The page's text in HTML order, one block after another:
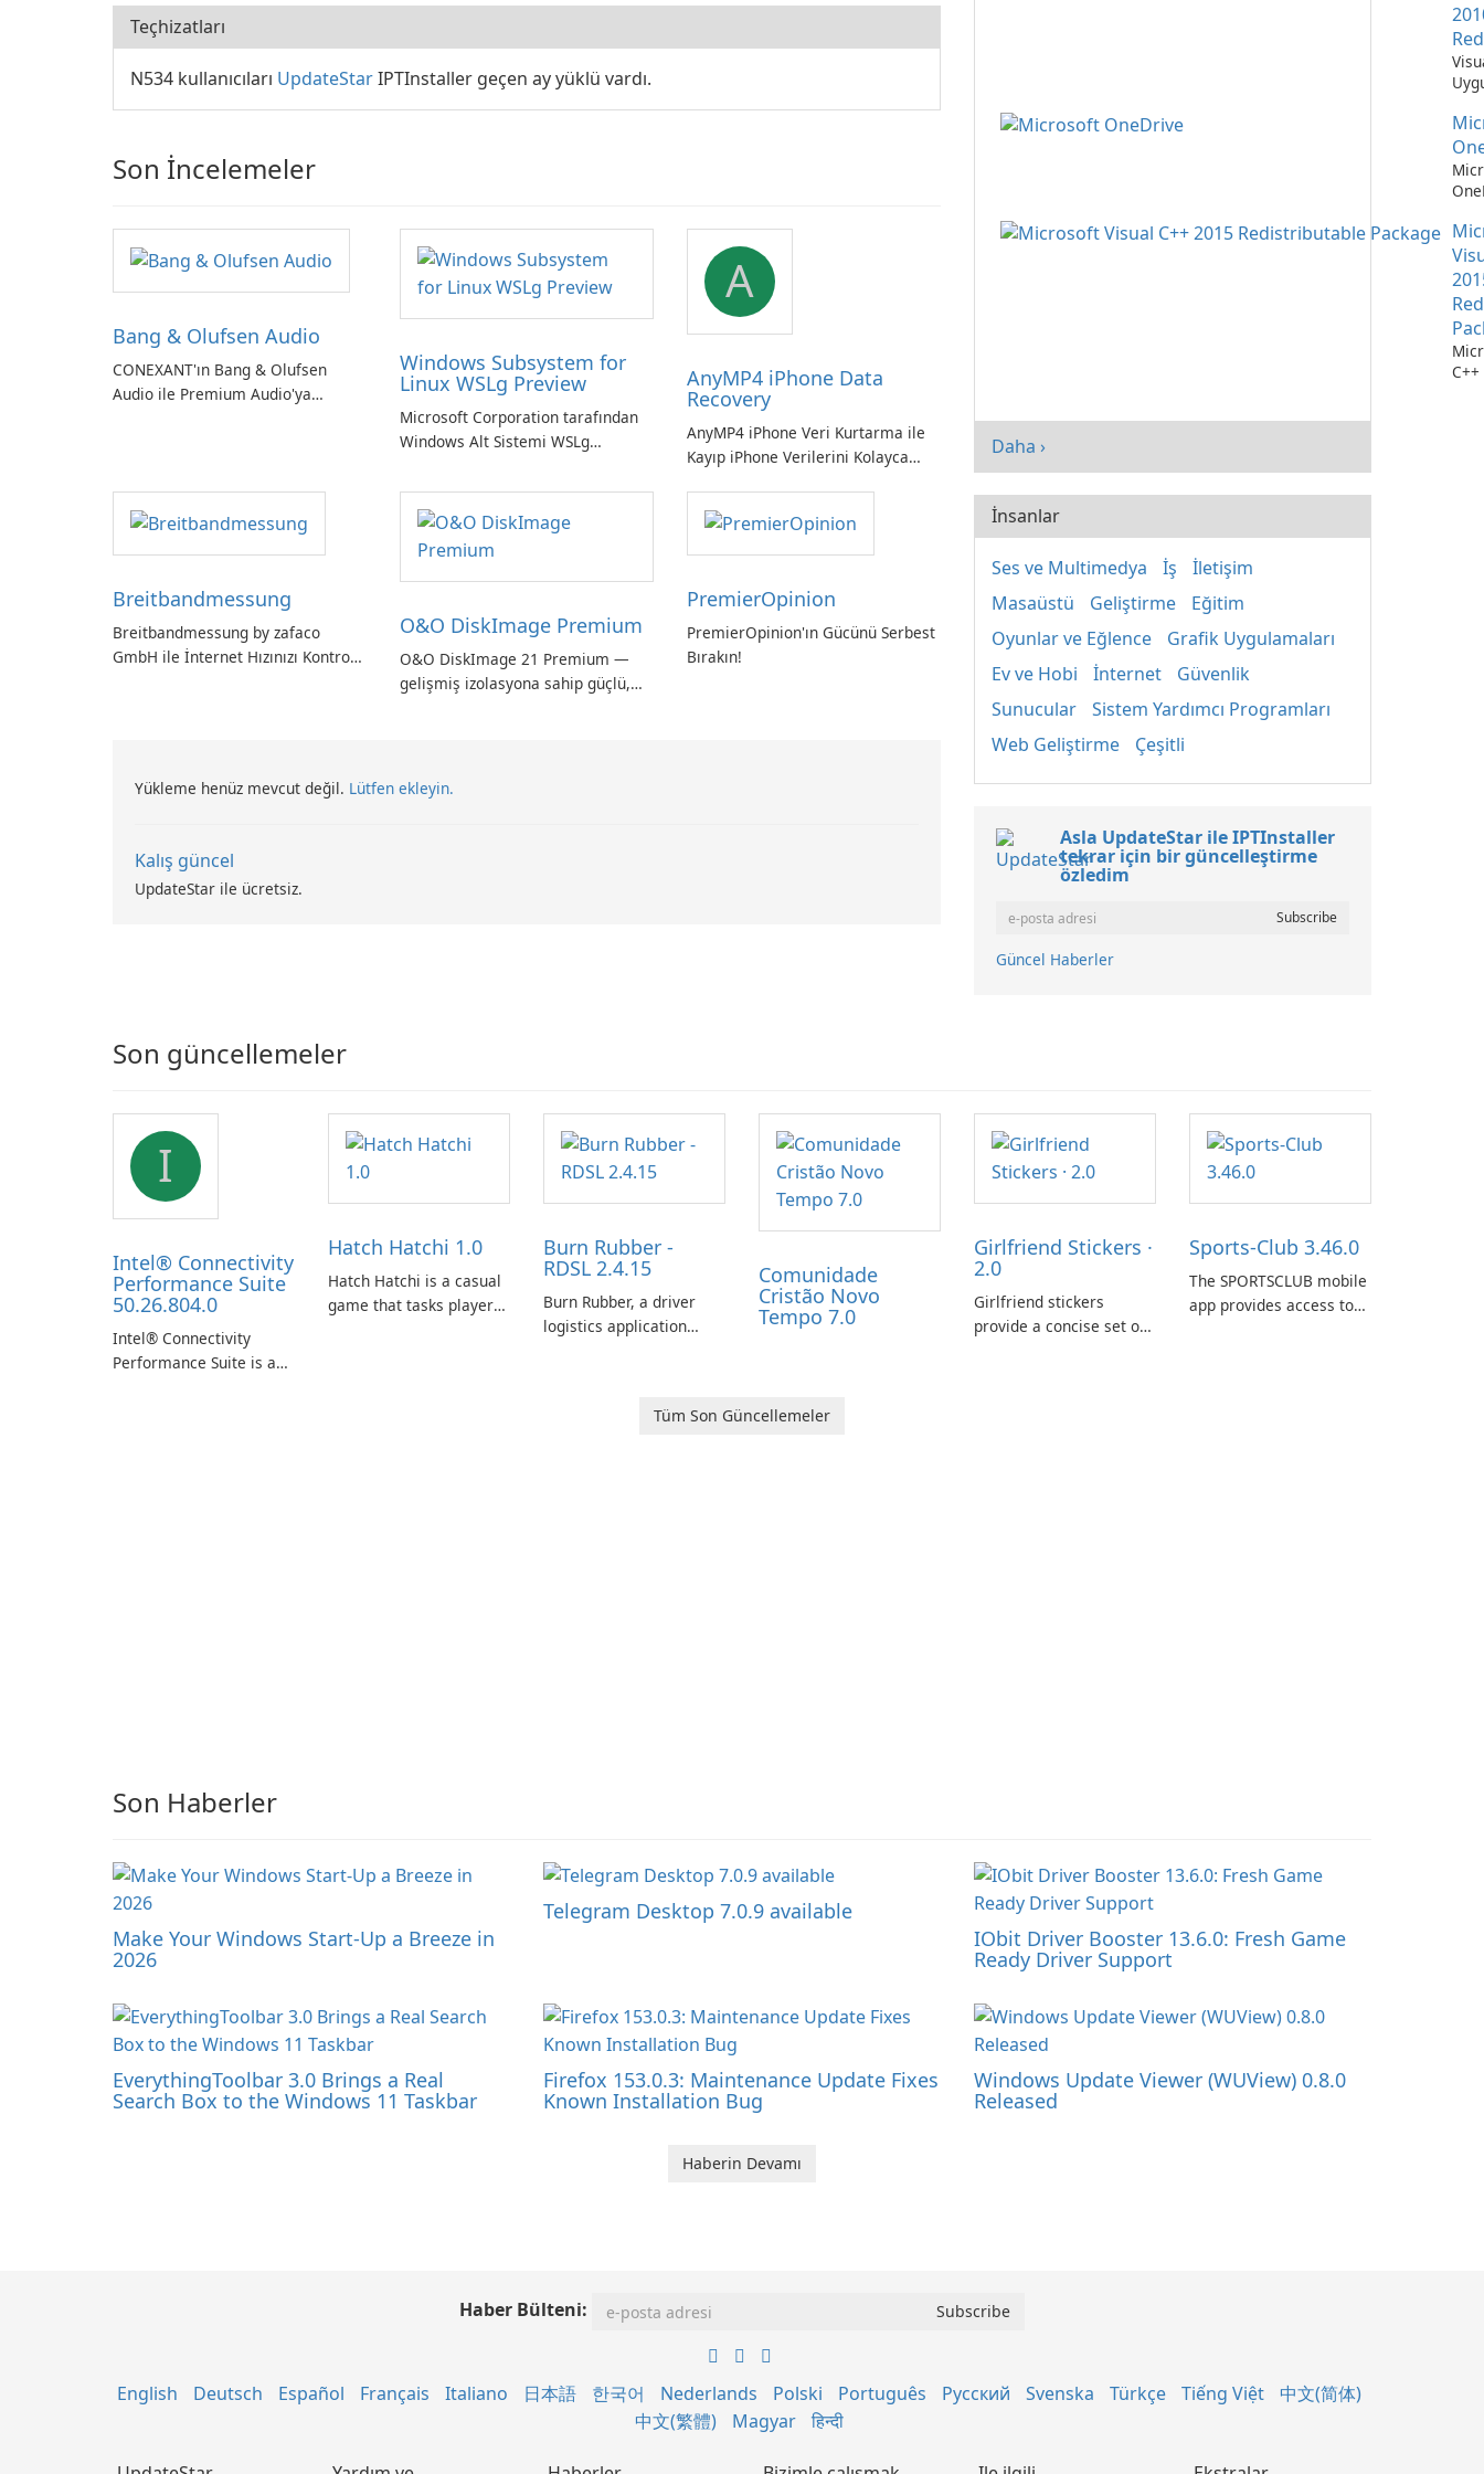
Teçhizatları
N534 kullanıcıları UpdateStarIPTInstaller geçen ay yüklü vardı.
Son İncelemeler
Bang & Olufsen Audio
CONEXANT'ın Bang & Olufsen
Audio ile Premium Audio'ya
Windows Subsystem for
Linux WSLg Preview
Microsoft Corporation tarafından
Windows Alt Sistemi WSLg
ortamlarının sorunsuz
entegrasyonu için vazgeçilmez bir
araç.
A
AnyMP4 iPhone Data
Recovery
AnyMP4 iPhone Veri Kurtarma ile
Kayıp iPhone Verilerini Kolayca
Breitbandmessung
Breitbandmessung by zafaco
GmbH ile İnternet Hızınızı Kontrol
O&O DiskImage Premium
O&O DiskImage 21 Premium —
gelişmiş izolasyona sahip güçlü,
PremierOpinion
PremierOpinion'ın Gücünü Serbest
Bırakın!
Yükleme henüz mevcut değil. Lütfen ekleyin.
Kalış güncel
UpdateStar ile ücretsiz.
Daha ›
İnsanlar
Ses ve Multimedya İş
İletişim
Masaüstü
Geliştirme
Eğitim
Oyunlar ve Eğlence
Grafik Uygulamaları
Ev ve Hobi
İnternet
Güvenlik
Sunucular
Sistem Yardımcı Programları
Web Geliştirme
Çeşitli
Asla UpdateStar ile IPTInstaller
tekrar için bir güncelleştirme
özledim
Güncel Haberler
Son güncellemeler
I
Intel® Connectivity
Performance Suite
50.26.804.0
Intel® Connectivity
Performance Suite is a
Hatch Hatchi 1.0
Hatch Hatchi is a casual
game that tasks players
Burn Rubber -
RDSL 2.4.15
Burn Rubber, a driver
logistics application
communication between
Comunidade
Cristão Novo
Tempo 7.0
Girlfriend Stickers ·
2.0
Girlfriend stickers
provide a concise set of
Sports-Club 3.46.0
The SPORTSCLUB mobile
app provides access to
Tüm Son Güncellemeler
Son Haberler
Make Your Windows Start-Up a Breeze in
2026
Telegram Desktop 7.0.9 available
IObit Driver Booster 13.6.0: Fresh Game
Ready Driver Support
EverythingToolbar 3.0 Brings a Real
Search Box to the Windows 11 Taskbar
Firefox 153.0.3: Maintenance Update Fixes
Known Installation Bug
Windows Update Viewer (WUView) 0.8.0
Released
Haberin Devamı
Haber Bülteni:
English Deutsch Español Français Italiano 日本語 한국어 Nederlands Polski Português Русский Svenska Türkçe Tiếng Việt
中文(简体)
中文(繁體)
Magyar हिन्दी